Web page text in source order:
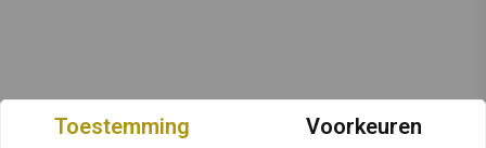
Toestemming Voorkeuren